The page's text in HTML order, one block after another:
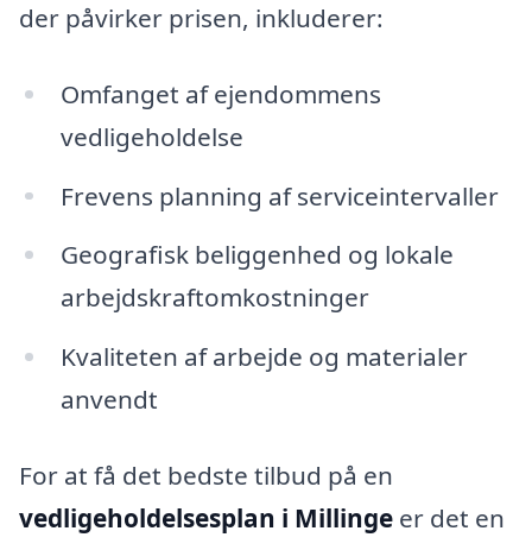
der påvirker prisen, inkluderer:
Omfanget af ejendommens
vedligeholdelse
Frevens planning af serviceintervaller
Geografisk beliggenhed og lokale
arbejdskraftomkostninger
Kvaliteten af arbejde og materialer
anvendt
For at få det bedste tilbud på en
vedligeholdelsesplan i Millinge er det en